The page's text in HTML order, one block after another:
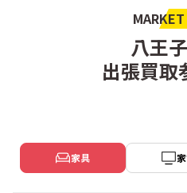
八王
出張買取
家具